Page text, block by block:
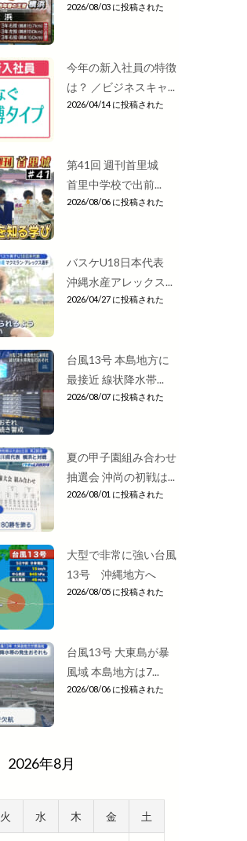
2026/08/03 に投稿された
今年の新入社員の特徴
は？ ／ビジネスキャ...
2026/04/14 に投稿された
第41回 週刊首里城
首里中学校で出前...
2026/08/06 に投稿された
バスケU18日本代表
沖縄水産アレックス...
2026/04/27 に投稿された
台風13号 本島地方に
最接近 線状降水帯...
2026/08/07 に投稿された
夏の甲子園組み合わせ
抽選会 沖尚の初戦は...
2026/08/01 に投稿された
大型で非常に強い台風
13号 沖縄地方へ
2026/08/05 に投稿された
台風13号 大東島が暴
風域 本島地方は7...
2026/08/06 に投稿された
2026年8月
火 水 木 金 土